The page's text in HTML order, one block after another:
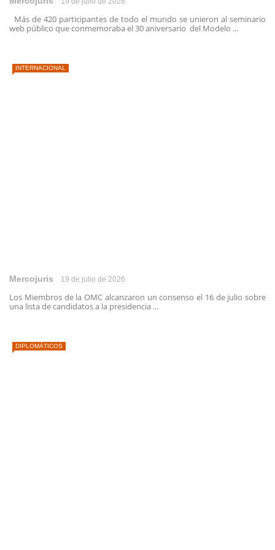
Más de 420 participantes de todo el mundo se unieron al seminario
web público que conmemoraba el 30 aniversario del Modelo ...
INTERNACIONAL
Mercojuris 19 de julio de 2026
Los Miembros de la OMC alcanzaron un consenso el 16 de julio sobre
una lista de candidatos a la presidencia ...
DIPLOMÁTICOS